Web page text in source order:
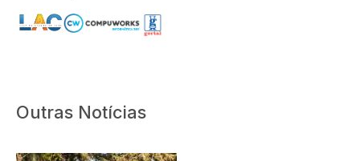
Outras Notícias